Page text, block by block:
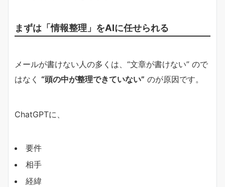
まずは「情報整理」をAIに任せられる
メールが書けない人の多くは、“文章が書けない” ので
はなく “頭の中が整理できていない” のが原因です。
ChatGPTに、
要件
相手
経緯